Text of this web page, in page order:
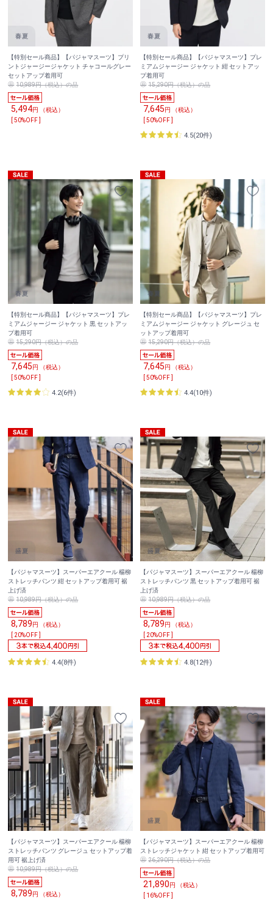
【特別セール商品】【パジャマスーツ】プリ
ントジャージージャケット チャコールグレー
セットアップ着用可
10,989円（税込）の品
5,494円 （税込）
[ 50%OFF ]
【特別セール商品】【パジャマスーツ】プレ
ミアムジャージー ジャケット 紺 セットアッ
プ着用可
15,290円（税込）の品
7,645円 （税込）
[ 50%OFF ]
4.5(20件)
【特別セール商品】【パジャマスーツ】プレ
ミアムジャージー ジャケット 黒 セットアッ
プ着用可
15,290円（税込）の品
7,645円 （税込）
[ 50%OFF ]
4.2(6件)
【特別セール商品】【パジャマスーツ】プレ
ミアムジャージー ジャケット グレージュ セ
ットアップ着用可
15,290円（税込）の品
7,645円 （税込）
[ 50%OFF ]
4.4(10件)
【パジャマスーツ】スーパーエアクール 楊柳
ストレッチパンツ 紺 セットアップ着用可 裾
上げ済
10,989円（税込）の品
8,789円 （税込）
[ 20%OFF ]
4.4(8件)
【パジャマスーツ】スーパーエアクール 楊柳
ストレッチパンツ 黒 セットアップ着用可 裾
上げ済
10,989円（税込）の品
8,789円 （税込）
[ 20%OFF ]
4.8(12件)
【パジャマスーツ】スーパーエアクール 楊柳
ストレッチパンツ グレージュ セットアップ着
用可 裾上げ済
10,989円（税込）の品
8,789円 （税込）
【パジャマスーツ】スーパーエアクール 楊柳
ストレッチジャケット 紺 セットアップ着用可
26,290円（税込）の品
21,890円 （税込）
[ 16%OFF ]